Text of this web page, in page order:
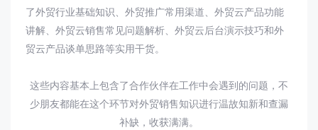
了外贸行业基础知识、外贸推广常用渠道、外贸云产品功能
讲解、外贸云销售常见问题解析、外贸云后台演示技巧和外
贸云产品谈单思路等实用干货。
这些内容基本上包含了合作伙伴在工作中会遇到的问题，不
少朋友都能在这个环节对外贸销售知识进行温故知新和查漏
补缺，收获满满。